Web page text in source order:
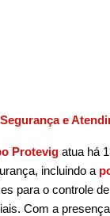
Segurança e
Protevig atua há
incluindo a
para o controle
Com a